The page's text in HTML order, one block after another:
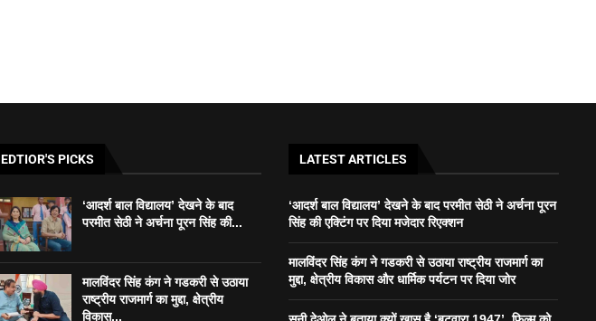
EDTIOR'S PICKS
‘आदर्श बाल विद्यालय’ देखने के बाद
परमीत सेठी ने अर्चना पूरन सिंह की...
मालविंदर सिंह कंग ने गडकरी से उठाया
राष्ट्रीय राजमार्ग का मुद्दा, क्षेत्रीय
विकास...
LATEST ARTICLES
‘आदर्श बाल विद्यालय’ देखने के बाद परमीत सेठी ने अर्चना पूरन
सिंह की एक्टिंग पर दिया मजेदार रिएक्शन
मालविंदर सिंह कंग ने गडकरी से उठाया राष्ट्रीय राजमार्ग का
मुद्दा, क्षेत्रीय विकास और धार्मिक पर्यटन पर दिया जोर